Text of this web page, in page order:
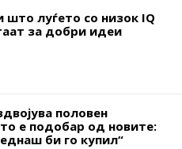
што луѓето со низок IQ
за добри идеи
половен
е подобар од новите:
би го купил“